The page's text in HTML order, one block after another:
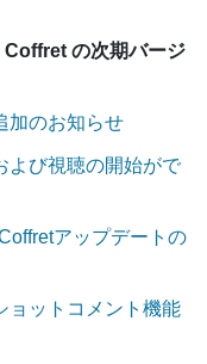
の次期バージ
加のお知らせ
よび視聴の開始がで
アップデートの
ョットコメント機能